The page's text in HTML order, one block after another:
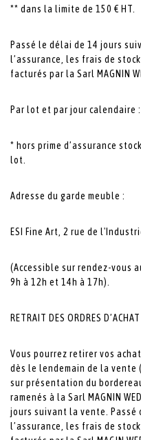
** dans la limite de 150 € HT.
Passé le délai de 14 jours
l’assurance, les frais de
facturés par la Sarl MAGNIN
Par lot et par jour calendaire
* hors prime d’assurance
lot.
Adresse du garde meuble :
ESI Fine Art, 2 rue de
(Accessible sur rendez-vous
9h à 12h et 14h à 17h).
RETRAIT DES ORDRES
Vous pourrez retirer vos
dès le lendemain de la vente
sur présentation du
ramenés à la Sarl MAGNIN
jours suivant la vente. Passé
l’assurance, les frais de